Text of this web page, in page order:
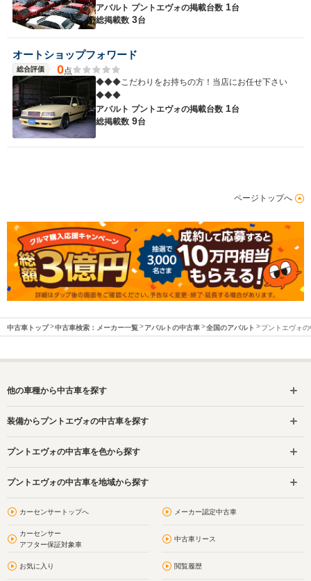
アバルト プントエヴォの掲載台数 1台
総掲載数 3台
オートショップフォワード
総合評価 0点
◆◆◆こだわりをお持ちの方！当店にお任せ下さい
◆◆◆
アバルト プントエヴォの掲載台数 1台
総掲載数 9台
ページトップへ
中古車トップ 中古車検索：メーカー一覧 アバルトの中古車 全国のアバルト プントエヴォ
他の車種から中古車を探す
装備からプントエヴォの中古車を探す
プントエヴォの中古車を色から探す
プントエヴォの中古車を地域から探す
カーセンサートップへ メーカー認定中古車
カーセンサー
アフター保証対象車
中古車リース
お気に入り 閲覧履歴